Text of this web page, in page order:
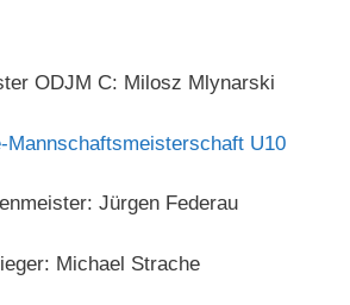
ODJM C: Milosz Mlynarski
Mannschaftsmeisterschaft U10
Jürgen Federau
Michael Strache